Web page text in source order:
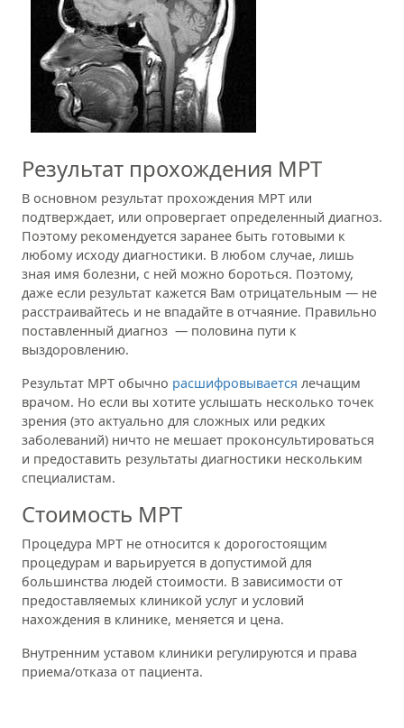
Результат прохождения МРТ
В основном результат прохождения МРТ или
подтверждает, или опровергает определенный диагноз.
Поэтому рекомендуется заранее быть готовыми к
любому исходу диагностики. В любом случае, лишь
зная имя болезни, с ней можно бороться. Поэтому,
даже если результат кажется Вам отрицательным — не
расстраивайтесь и не впадайте в отчаяние. Правильно
поставленный диагноз — половина пути к
выздоровлению.
Результат МРТ обычно расшифровывается лечащим
врачом. Но если вы хотите услышать несколько точек
зрения (это актуально для сложных или редких
заболеваний) ничто не мешает проконсультироваться
и предоставить результаты диагностики нескольким
специалистам.
Стоимость МРТ
Процедура МРТ не относится к дорогостоящим
процедурам и варьируется в допустимой для
большинства людей стоимости. В зависимости от
предоставляемых клиникой услуг и условий
нахождения в клинике, меняется и цена.
Внутренним уставом клиники регулируются и права
приема/отказа от пациента.